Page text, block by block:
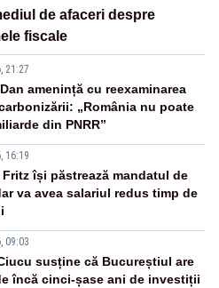
de afaceri despre
fiscale
21:27
amenință cu reexaminarea
„România nu poate
din PNRR”
16:19
își păstrează mandatul de
va avea salariul redus timp de
09:03
susține că Bucureștiul are
încă cinci-șase ani de investiții